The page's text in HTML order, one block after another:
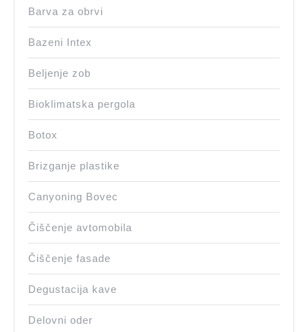
Barva za obrvi
Bazeni Intex
Beljenje zob
Bioklimatska pergola
Botox
Brizganje plastike
Canyoning Bovec
Čiščenje avtomobila
Čiščenje fasade
Degustacija kave
Delovni oder